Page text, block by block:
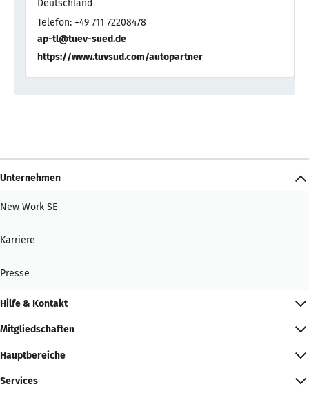
Deutschland
Telefon: +49 711 72208478
ap-tl@tuev-sued.de
https://www.tuvsud.com/autopartner
Unternehmen
New Work SE
Karriere
Presse
Hilfe & Kontakt
Mitgliedschaften
Hauptbereiche
Services